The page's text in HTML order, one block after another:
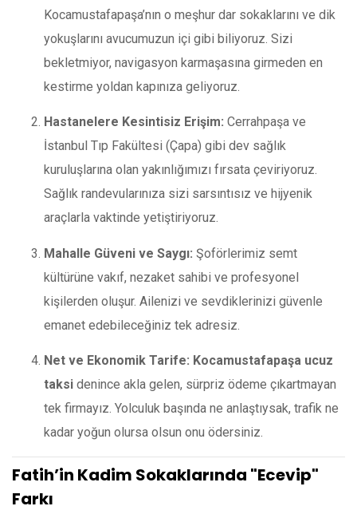
Kocamustafapaşa’nın o meşhur dar sokaklarını ve dik
yokuşlarını avucumuzun içi gibi biliyoruz. Sizi
bekletmiyor, navigasyon karmaşasına girmeden en
kestirme yoldan kapınıza geliyoruz.
Hastanelere Kesintisiz Erişim: Cerrahpaşa ve
İstanbul Tıp Fakültesi (Çapa) gibi dev sağlık
kuruluşlarına olan yakınlığımızı fırsata çeviriyoruz.
Sağlık randevularınıza sizi sarsıntısız ve hijyenik
araçlarla vaktinde yetiştiriyoruz.
Mahalle Güveni ve Saygı: Şoförlerimiz semt
kültürüne vakıf, nezaket sahibi ve profesyonel
kişilerden oluşur. Ailenizi ve sevdiklerinizi güvenle
emanet edebileceğiniz tek adresiz.
Net ve Ekonomik Tarife: Kocamustafapaşa ucuz
taksi denince akla gelen, sürpriz ödeme çıkartmayan
tek firmayız. Yolculuk başında ne anlaştıysak, trafik ne
kadar yoğun olursa olsun onu ödersiniz.
Fatih’in Kadim Sokaklarında "Ecevip"
Farkı